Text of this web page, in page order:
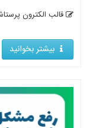
قالب الکترون
بیشتر بخوانید